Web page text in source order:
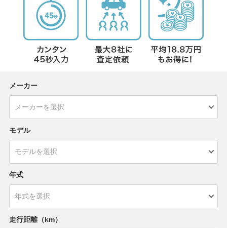
メーカー
モデル
年式
走行距離（km）